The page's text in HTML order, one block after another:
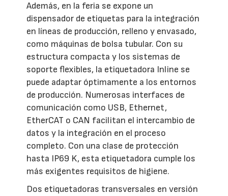
Además, en la feria se expone un
dispensador de etiquetas para la integración
en líneas de producción, relleno y envasado,
como máquinas de bolsa tubular. Con su
estructura compacta y los sistemas de
soporte flexibles, la etiquetadora Inline se
puede adaptar óptimamente a los entornos
de producción. Numerosas interfaces de
comunicación como USB, Ethernet,
EtherCAT o CAN facilitan el intercambio de
datos y la integración en el proceso
completo. Con una clase de protección
hasta IP69 K, esta etiquetadora cumple los
más exigentes requisitos de higiene.
Dos etiquetadoras transversales en versión